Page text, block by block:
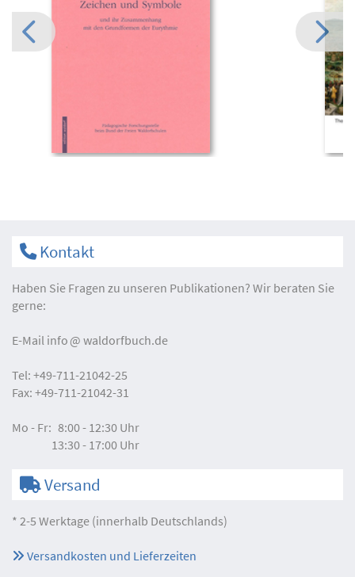
Kontakt
Haben Sie Fragen zu unseren Publikationen? Wir beraten Sie
gerne:
E-Mail info waldorfbuch.de
Tel: +49-711-21042-25
Fax: +49-711-21042-31
Mo - Fr: 8:00 - 12:30 Uhr
13:30 - 17:00 Uhr
Versand
* 2-5 Werktage (innerhalb Deutschlands)
Versandkosten und Lieferzeiten